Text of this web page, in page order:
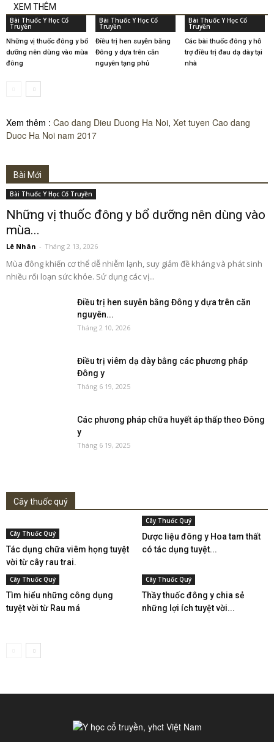
XEM THÊM
Bài Thuốc Y Học Cổ
Truyền
Những vị thuốc đông y bổ
dưỡng nên dùng vào mùa
đông
Bài Thuốc Y Học Cổ
Truyền
Điều trị hen suyễn bằng
Đông y dựa trên căn
nguyên tạng phủ
Bài Thuốc Y Học Cổ
Truyền
Các bài thuốc đông y hỗ
trợ điều trị đau dạ dày tại
nhà
Xem thêm : Cao dang Dieu Duong Ha Noi, Xet tuyen Cao dang
Duoc Ha Noi nam 2017
Bài Mới
Bài Thuốc Y Học Cổ Truyền
Những vị thuốc đông y bổ dưỡng nên dùng vào
mùa...
Lê Nhân - Tháng 2 13, 2026
Mùa đông khiến cơ thể dễ nhiễm lạnh, suy giảm đề kháng và phát sinh
nhiều rối loạn sức khỏe. Sử dụng các vị...
Điều trị hen suyễn bằng Đông y dựa trên căn
nguyên...
Tháng 2 10, 2026
Điều trị viêm dạ dày bằng các phương pháp
Đông y
Tháng 6 19, 2025
Các phương pháp chữa huyết áp thấp theo Đông
y
Tháng 6 19, 2025
Cây thuốc quý
Cây Thuốc Quý
Tác dụng chữa viêm họng tuyệt
vời từ cây rau trai.
Cây Thuốc Quý
Dược liệu đông y Hoa tam thất
có tác dụng tuyệt...
Cây Thuốc Quý
Tìm hiểu những công dụng
tuyệt vời từ Rau má
Cây Thuốc Quý
Thầy thuốc đông y chia sẻ
những lợi ích tuyệt vời...